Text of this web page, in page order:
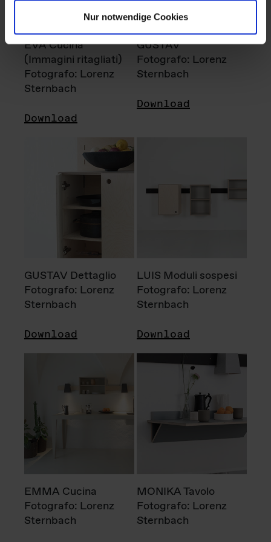
Nur notwendige Cookies
EVA Cucina
(Immagini ritagliati)
Fotografo: Lorenz
Sternbach
Download
GUSTAV
Fotografo: Lorenz
Sternbach
Download
GUSTAV Dettaglio
Fotografo: Lorenz
Sternbach
Download
LUIS Moduli sospesi
Fotografo: Lorenz
Sternbach
Download
EMMA Cucina
Fotografo: Lorenz
Sternbach
MONIKA Tavolo
Fotografo: Lorenz
Sternbach